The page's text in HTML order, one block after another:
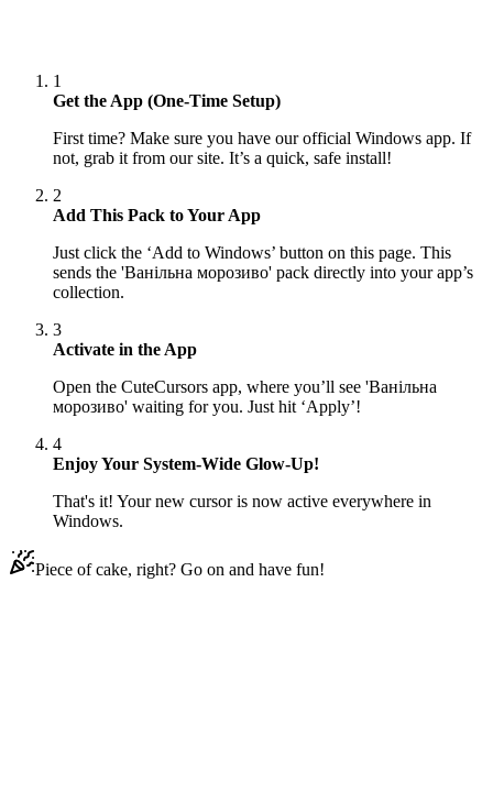
1
Get the App (One-Time Setup)
First time? Make sure you have our official Windows app. If
not, grab it from our site. It’s a quick, safe install!
2
Add This Pack to Your App
Just click the ‘Add to Windows’ button on this page. This
sends the 'Ванільна морозиво' pack directly into your app’s
collection.
3
Activate in the App
Open the CuteCursors app, where you’ll see 'Ванільна
морозиво' waiting for you. Just hit ‘Apply’!
4
Enjoy Your System-Wide Glow-Up!
That's it! Your new cursor is now active everywhere in
Windows.
Piece of cake, right? Go on and have fun!